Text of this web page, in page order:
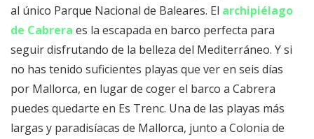
al único Parque Nacional de Baleares. El archipiélago
de Cabrera es la escapada en barco perfecta para
seguir disfrutando de la belleza del Mediterráneo. Y si
no has tenido suficientes playas que ver en seis días
por Mallorca, en lugar de coger el barco a Cabrera
puedes quedarte en Es Trenc. Una de las playas más
largas y paradisíacas de Mallorca, junto a Colonia de